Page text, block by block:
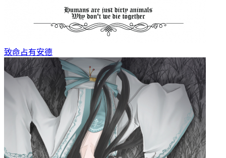
致命占有安德